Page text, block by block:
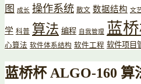
图
成长 操作系统 散文 数据结构 文
学 科普 算法 编程 自我管理 蓝
心算法 软件体系结构 软件工程 软件项目
蓝桥杯 ALGO-160 算